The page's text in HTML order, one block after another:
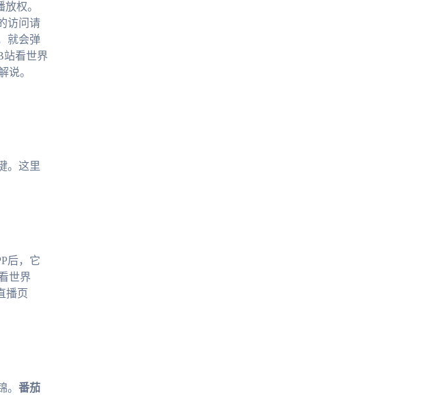
权。
访问请
就会弹
站看世界
说。
。这里
后，它
世界
播页
番茄